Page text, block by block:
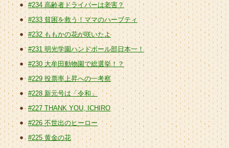
#234 高齢者ドライバーは老害？
#233 貧困を救う！ママのハーブティ
#232 ももかの花が咲いたよ
#231 明光学園ハンドボール部日本一！
#230 大牟田動物園で総選挙！？
#229 投票率上昇への一考察
#228 新元号は「令和」
#227 THANK YOU, ICHIRO
#226 不世出のヒーロー
#225 黄金の花